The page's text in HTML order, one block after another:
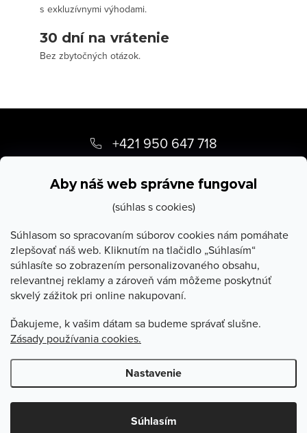
Aby náš web správne fungoval
(súhlas s cookies)
Súhlasom so spracovaním súborov cookies nám pomáhate
zlepšovať náš web. Kliknutím na tlačidlo „Súhlasím“
súhlasíte so zobrazením personalizovaného obsahu,
relevantnej reklamy a zároveň vám môžeme poskytnúť
skvelý zážitok pri online nakupovaní.
Ďakujeme, k vašim dátam sa budeme správať slušne.
Zásady používania cookies.
Nastavenie
Súhlasím
s exkluzívnymi výhodami.
30 dní na vrátenie
Bez zbytočných otázok.
p
+421 950 647 718
O Stevula
Poradňa
Copyright 2026Stevula.sk. Všetky práva vyhradené.Upraviť
nastavenie cookies